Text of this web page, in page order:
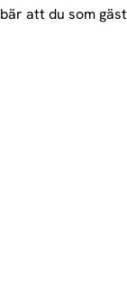
att du som gäst